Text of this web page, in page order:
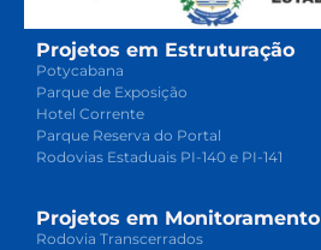
Projetos em Estruturação
Potycabana
Parque de Exposição
Hotel Corrente
Parque Reserva do Portal
Rodovias Estaduais PI-140 e PI-141
Projetos em Monitoramento
Rodovia Transcerrados